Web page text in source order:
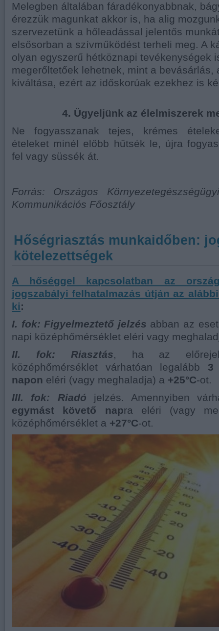
Melegben általában fáradékonyabbnak,
érezzük magunkat akkor is, ha alig
szervezetünk a hőleadással jelentős
elsősorban a szívműködést terheli meg. A
olyan egyszerű hétköznapi tevékenységek
megerőltetőek lehetnek, mint a bevásárlás,
kiváltása, ezért az időskorúak ezekhez is
4. Ügyeljünk az élelmiszerek
Ne fogyasszanak tejes, krémes
ételeket minél előbb hűtsék le, újra
fel vagy süssék át.
Forrás: Országos
Kommunikációs Főosztály
Hőségriasztás munkaidőben:
kötelezettségek
A hőséggel kapcsolatban az
jogszabályi felhatalmazás útján az
ki:
I. fok: Figyelmeztető jelzés abban az
napi középhőmérséklet eléri vagy
II. fok: Riasztás, ha az
középhőmérséklet várhatóan legalább 3
napon eléri (vagy meghaladja) a +25°C-ot.
III. fok: Riadó jelzés. Amennyiben
egymást követő napra eléri (vagy
középhőmérséklet a +27°C-ot.